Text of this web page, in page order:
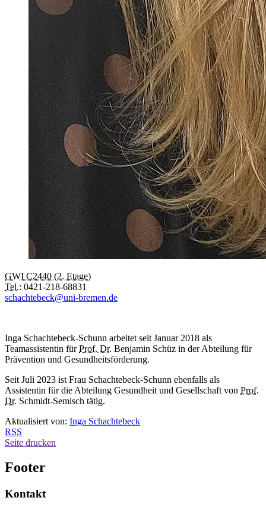
GWI C2440 (2. Etage)
Tel.: 0421-218-68831
schachtebeck@uni-bremen.de
Inga Schachtebeck-Schunn arbeitet seit Januar 2018 als
Teamassistentin fürProf. Dr. Benjamin Schüz in der Abteilung für
Prävention und Gesundheitsförderung.
Seit Juli 2023 ist Frau Schachtebeck-Schunn ebenfalls als
Assistentin für die Abteilung Gesundheit und Gesellschaft von Prof.
Dr. Schmidt-Semisch tätig.
Aktualisiert von: Inga Schachtebeck
RSS
Seite drucken
Footer
Kontakt